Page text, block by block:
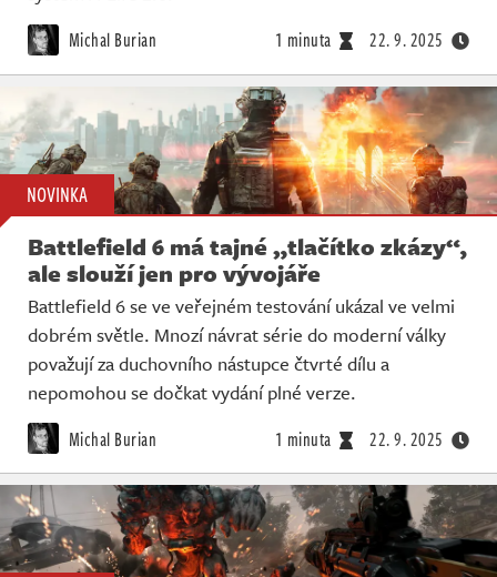
Michal Burian 1 minuta 22. 9. 2025
NOVINKA
Battlefield 6 má tajné „tlačítko zkázy“,
ale slouží jen pro vývojáře
Battlefield 6 se ve veřejném testování ukázal ve velmi
dobrém světle. Mnozí návrat série do moderní války
považují za duchovního nástupce čtvrté dílu a
nepomohou se dočkat vydání plné verze.
Michal Burian 1 minuta 22. 9. 2025